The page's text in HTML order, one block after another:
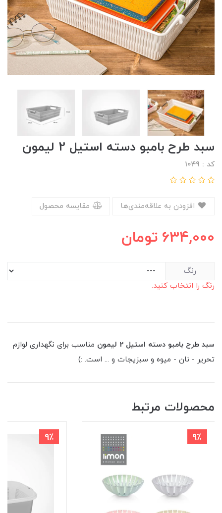
سبد طرح بامبو دسته استیل 2 لیمون
کد : 1049
مقایسه محصول
634,000 تومان
رنگ
رنگ را انتخاب کنید.
سبد طرح بامبو دسته استیل 2 لیمون
مناسب برای نگهداری لوازم
تحریر - نان - میوه و سبزیجات و ... است. :)
محصولات مرتبط
9٪ 9٪